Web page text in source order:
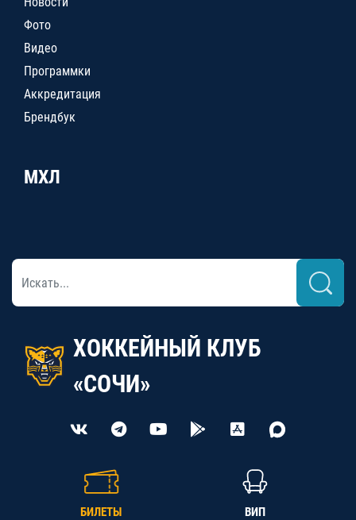
Фото
Видео
Программки
Аккредитация
Брендбук
МХЛ
ХОККЕЙНЫЙ КЛУБ
«СОЧИ»
БИЛЕТЫ ВИП